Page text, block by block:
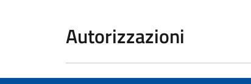
Autorizzazioni